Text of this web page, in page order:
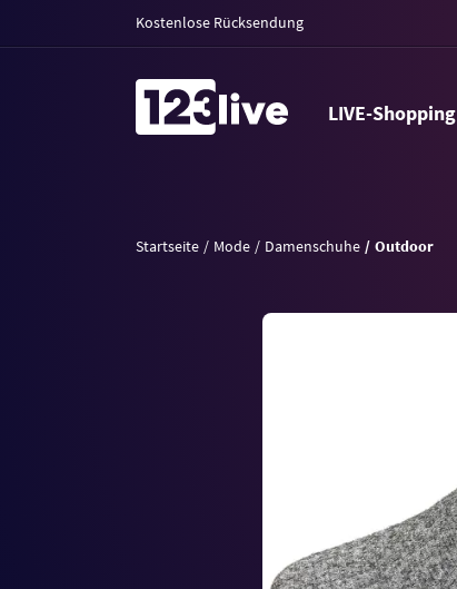
Kostenlose Rücksendung
LIVE-Shopping
Startseite Mode Damenschuhe Outdoor